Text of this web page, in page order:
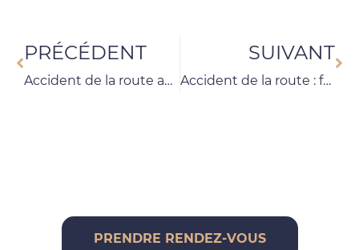
PRÉCÉDENT
Accident de la route avec un vélo : 7 informations essentielles pour le cycliste victime
SUIVANT
Accident de la route : faut-il accepter l’offre d’indemnisation de l’assurance ?
PRENDRE RENDEZ-VOUS